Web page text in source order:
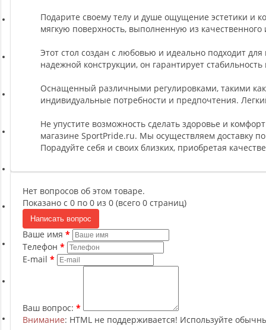
Прочее оборудование (пьедесталы и скамьи для раздевалок)
Ремни, Пояса и Упряжи
Сапборды
Волейбол
Футбол и гандбол
Новинки
Подарите своему телу и душе ощущение эстетики и
мягкую поверхность, выполненную из
Этот стол создан с любовью и идеально подходит
надежной конструкции, он гарантирует
Оснащенный различными регулировками, такими
индивидуальные потребности и предпочтения.
Не упустите возможность сделать здоровье и
магазине SportPride.ru. Мы осуществляем доставку
Порадуйте себя и своих близких, приобретая
Нет вопросов об этом товаре.
Показано с 0 по 0 из 0 (всего 0 страниц)
Написать вопрос
Ваше имя
Телефон
E-mail
Ваш вопрос:
Внимание: HTML не поддерживается! Используйте